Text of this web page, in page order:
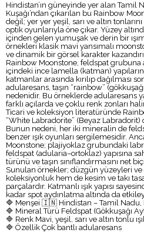
Hindistan’ın güneyinde yer alan Tamil
Kuşağı’ndan çıkarılan bu Rainbow
değil; yer yer yeşil, sarı ve altın
optik oyunlarıyla öne çıkar. Yüzey
içinden gelen yumuşak ve derin bir
örnekleri klasik mavi yansımalı
ve dinamik bir görsel karakter
Rainbow Moonstone, feldspat
içindeki ince lamella (katman)
katmanlar arasında kırılıp dağılması
adularesans, taşın “rainbow”
nedenidir. Bu örneklerde adularesans
farklı açılarda ve çoklu renk zonları
Ticari ve koleksiyon literatüründe
“White Labradorite” (Beyaz Labradorit)
Bunun nedeni, her iki mineralin de
benzer ışık oyunları sergilemesidir.
Moonstone; plajiyoklaz grubundaki
feldspat (adularia–ortoklaz) yapısına
türünü ve taşın sınıflandırmasını net
Sunulan örnekler; düzgün yüzeyleri
koleksiyonluk hem de kesim ve takı
parçalardır. Katmanlı ışık yapısı
kadar spot aydınlatma altında da
🔷 Menşei 🇮🇳 Hindistan – Tamil Nadu,
🔷 Mineral Türü Feldspat (Gökkuşağı
🔷 Renk Mavi, yeşil, sarı ve altın tonlu
🔷 Özellik Çok bantlı adularesans